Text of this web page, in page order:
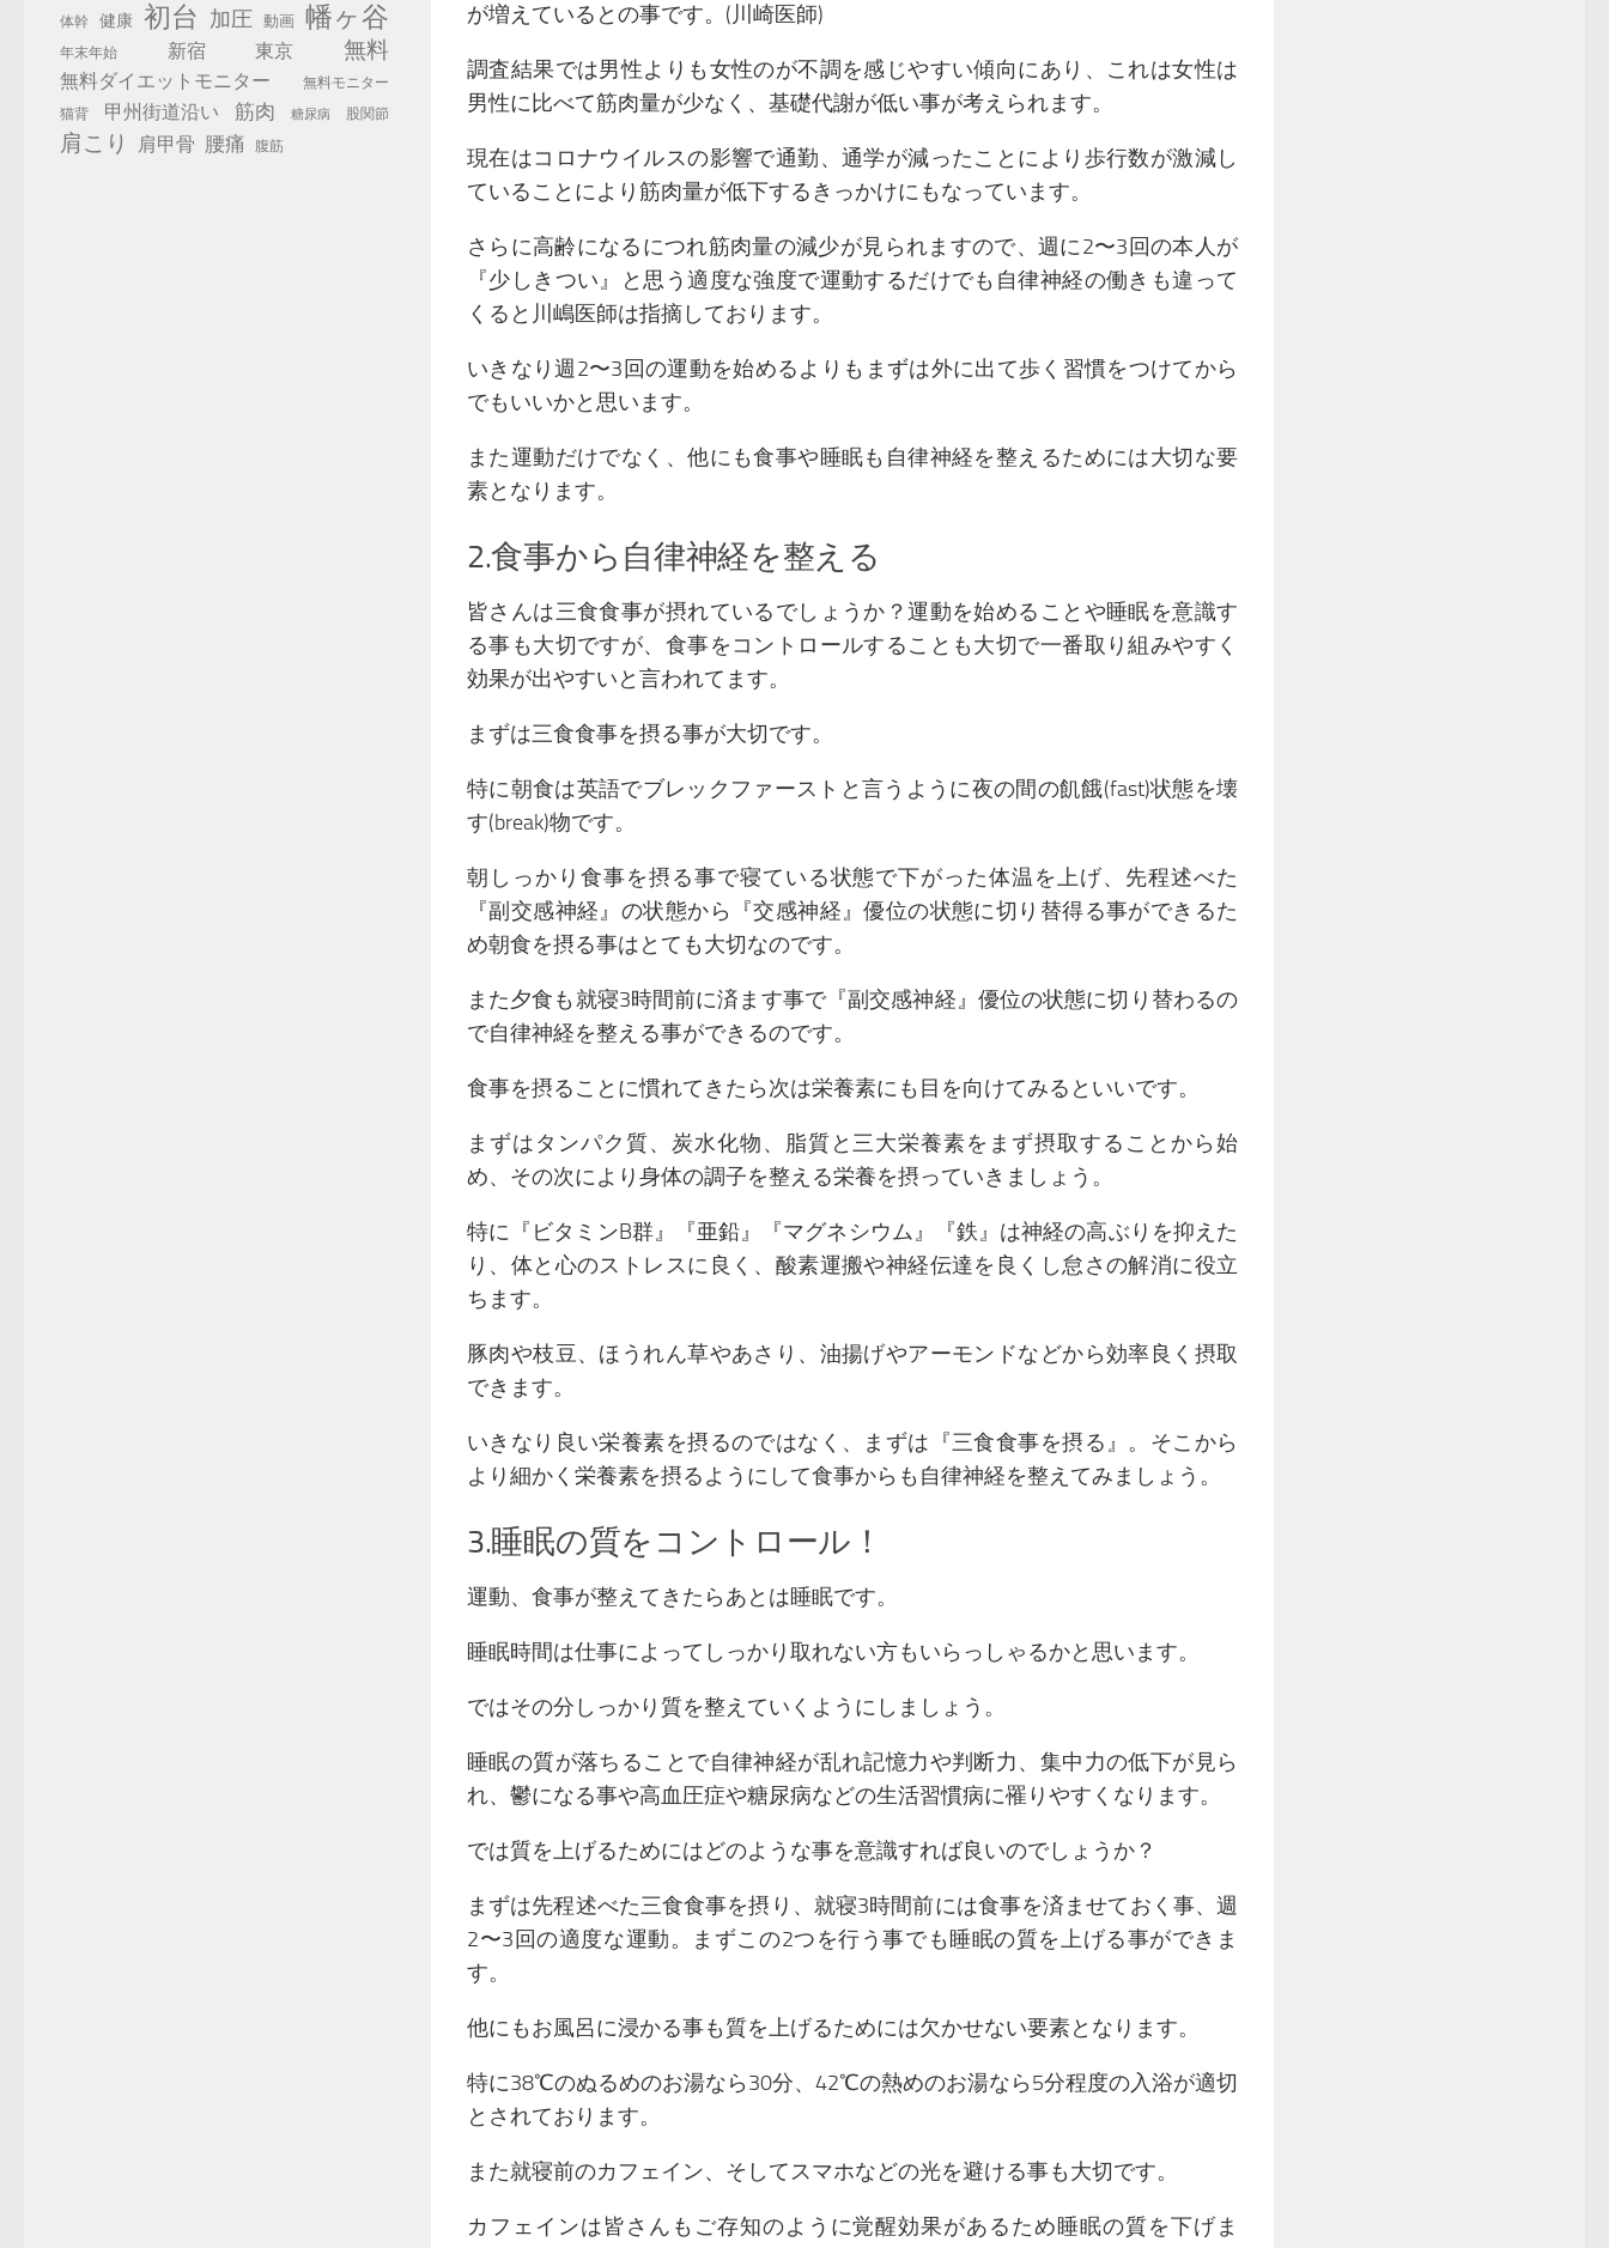
が増えているとの事です。(川崎医師)
調査結果では男性よりも女性のが不調を感じやすい傾向にあり、これは女性は
男性に比べて筋肉量が少なく、基礎代謝が低い事が考えられます。
現在はコロナウイルスの影響で通勤、通学が減ったことにより歩行数が激減し
ていることにより筋肉量が低下するきっかけにもなっています。
さらに高齢になるにつれ筋肉量の減少が見られますので、週に2〜3回の本人が
『少しきつい』と思う適度な強度で運動するだけでも自律神経の働きも違って
くると川嶋医師は指摘しております。
いきなり週2〜3回の運動を始めるよりもまずは外に出て歩く習慣をつけてから
でもいいかと思います。
また運動だけでなく、他にも食事や睡眠も自律神経を整えるためには大切な要
素となります。
2.食事から自律神経を整える
皆さんは三食食事が摂れているでしょうか？運動を始めることや睡眠を意識す
る事も大切ですが、食事をコントロールすることも大切で一番取り組みやすく
効果が出やすいと言われてます。
まずは三食食事を摂る事が大切です。
特に朝食は英語でブレックファーストと言うように夜の間の飢餓(fast)状態を壊
す(break)物です。
朝しっかり食事を摂る事で寝ている状態で下がった体温を上げ、先程述べた
『副交感神経』の状態から『交感神経』優位の状態に切り替得る事ができるた
め朝食を摂る事はとても大切なのです。
また夕食も就寝3時間前に済ます事で『副交感神経』優位の状態に切り替わるの
で自律神経を整える事ができるのです。
食事を摂ることに慣れてきたら次は栄養素にも目を向けてみるといいです。
まずはタンパク質、炭水化物、脂質と三大栄養素をまず摂取することから始
め、その次により身体の調子を整える栄養を摂っていきましょう。
特に『ビタミンB群』『亜鉛』『マグネシウム』『鉄』は神経の高ぶりを抑えた
り、体と心のストレスに良く、酸素運搬や神経伝達を良くし怠さの解消に役立
ちます。
豚肉や枝豆、ほうれん草やあさり、油揚げやアーモンドなどから効率良く摂取
できます。
いきなり良い栄養素を摂るのではなく、まずは『三食食事を摂る』。そこから
より細かく栄養素を摂るようにして食事からも自律神経を整えてみましょう。
3.睡眠の質をコントロール！
運動、食事が整えてきたらあとは睡眠です。
睡眠時間は仕事によってしっかり取れない方もいらっしゃるかと思います。
ではその分しっかり質を整えていくようにしましょう。
睡眠の質が落ちることで自律神経が乱れ記憶力や判断力、集中力の低下が見ら
れ、鬱になる事や高血圧症や糖尿病などの生活習慣病に罹りやすくなります。
では質を上げるためにはどのような事を意識すれば良いのでしょうか？
まずは先程述べた三食食事を摂り、就寝3時間前には食事を済ませておく事、週
2〜3回の適度な運動。まずこの2つを行う事でも睡眠の質を上げる事ができま
す。
他にもお風呂に浸かる事も質を上げるためには欠かせない要素となります。
特に38℃のぬるめのお湯なら30分、42℃の熱めのお湯なら5分程度の入浴が適切
とされております。
また就寝前のカフェイン、そしてスマホなどの光を避ける事も大切です。
カフェインは皆さんもご存知のように覚醒効果があるため睡眠の質を下げま
体幹
健康 初台 加圧 動画 幡ヶ谷
年末年始 新宿 東京 無料
無料ダイエットモニター
無料モニター
猫背
甲州街道沿い 筋肉 糖尿病 股関節
肩こり 肩甲骨 腰痛 腹筋